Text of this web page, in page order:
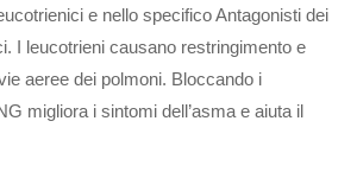
e nello specifico Antagonisti dei
I leucotrieni causano restringimento e
aeree dei polmoni. Bloccando i
migliora i sintomi dell’asma e aiuta il